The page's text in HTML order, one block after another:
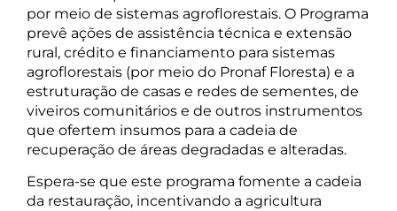
por meio de sistemas agroflorestais. O Programa
prevê ações de assistência técnica e extensão
rural, crédito e financiamento para sistemas
agroflorestais (por meio do Pronaf Floresta) e a
estruturação de casas e redes de sementes, de
viveiros comunitários e de outros instrumentos
que ofertem insumos para a cadeia de
recuperação de áreas degradadas e alteradas.
Espera-se que este programa fomente a cadeia
da restauração, incentivando a agricultura